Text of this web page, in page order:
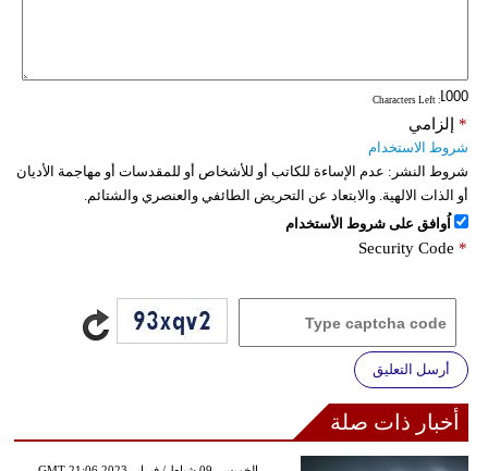
: Characters Left
إلزامي *
شروط الاستخدام
شروط النشر: عدم الإساءة للكاتب أو للأشخاص أو للمقدسات أو مهاجمة الأديان
أو الذات الالهية. والابتعاد عن التحريض الطائفي والعنصري والشتائم.
اُوافق على شروط الأستخدام
Security Code *
أرسل التعليق
أخبار ذات صلة